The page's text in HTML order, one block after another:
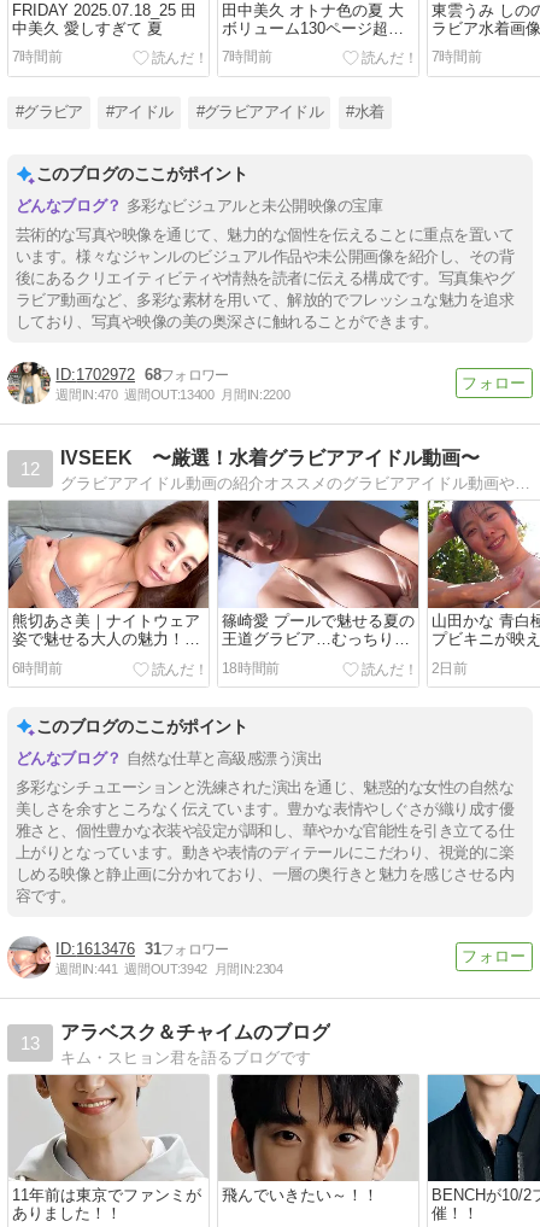
FRIDAY 2025.07.18_25 田
中美久 愛しすぎて 夏
7時間前
田中美久 オトナ色の夏 大
ボリューム130ページ超
FRIDAYデジタル写真集
7時間前
東雲うみ しの
ラビア水着画像
7時間前
#グラビア #アイドル #グラビアアイドル #水着
このブログのここがポイント
多彩なビジュアルと未公開映像の宝庫
芸術的な写真や映像を通じて、魅力的な個性を伝えることに重点を置いて
います。様々なジャンルのビジュアル作品や未公開画像を紹介し、その背
後にあるクリエイティビティや情熱を読者に伝える構成です。写真集やグ
ラビア動画など、多彩な素材を用いて、解放的でフレッシュな魅力を追求
しており、写真や映像の美の奥深さに触れることができます。
1702972 68
週間IN:470 週間OUT:13400 月間IN:2200
12
IVSEEK 〜厳選！水着グラビアアイドル動画〜
グラビアアイドル動画の紹介オススメのグラビアアイドル動画やイメージビデオ【IV】を紹介しますよ！
熊切あさ美｜ナイトウェア
姿で魅せる大人の魅力！ソ
ファで脱ぎながら手ブラに
6時間前
篠崎愛 プールで魅せる夏の
王道グラビア…むっちり水
着姿で準備運動してから濡
れたボディに迫る
18時間前
山田かな 青白
プビキニが映
海で輝く美ボ
塗ってあげた
2日前
このブログのここがポイント
自然な仕草と高級感漂う演出
多彩なシチュエーションと洗練された演出を通じ、魅惑的な女性の自然な
美しさを余すところなく伝えています。豊かな表情やしぐさが織り成す優
雅さと、個性豊かな衣装や設定が調和し、華やかな官能性を引き立てる仕
上がりとなっています。動きや表情のディテールにこだわり、視覚的に楽
しめる映像と静止画に分かれており、一層の奥行きと魅力を感じさせる内
容です。
1613476 31
週間IN:441 週間OUT:3942 月間IN:2304
13
アラベスク＆チャイムのブログ
キム・スヒョン君を語るブログです
11年前は東京でファンミが
ありました！！
飛んでいきたい～！！
BENCHが10/2
催！！